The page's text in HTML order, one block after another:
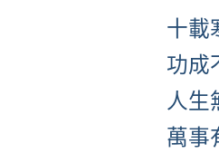
十載
功成
人生
萬事